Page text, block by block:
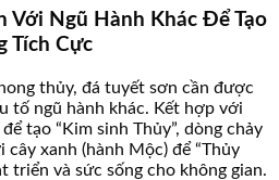
Với Ngũ Hành Khác Để Tạo
Tích Cực
thủy, đá tuyết sơn cần được
tố ngũ hành khác. Kết hợp với
tạo “Kim sinh Thủy”, dòng chảy
xanh (hành Mộc) để “Thủy
triển và sức sống cho không gian.